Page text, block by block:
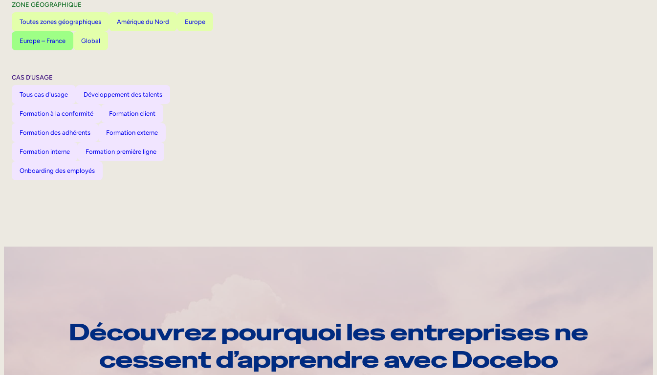
ZONE GÉOGRAPHIQUE
Toutes zones géographiques Amérique du Nord Europe
Europe – France Global
CAS D’USAGE
Tous cas d'usage Développement des talents
Formation à la conformité Formation client
Formation des adhérents Formation externe
Formation interne Formation première ligne
Onboarding des employés
Découvrez pourquoi les entreprises ne
cessent d’apprendre avec Docebo